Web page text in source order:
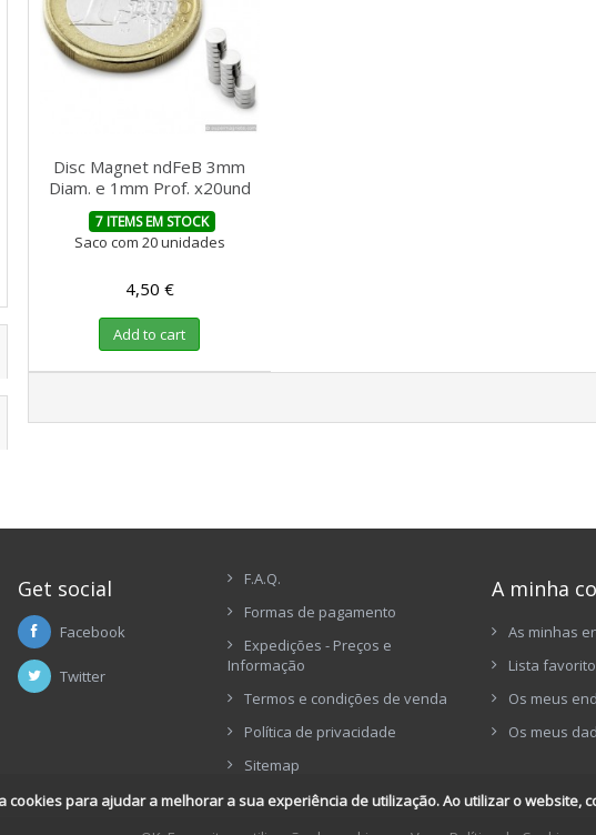
cookies para ajudar a melhorar a sua experiência de utilização. Ao utilizar o website,
Disc Magnet ndFeB 3mm
Diam. e 1mm Prof. x20und
7 ITEMS EM STOCK
Saco com 20 unidades
4,50 €
Add to cart
Get social
Facebook
Twitter
F.A.Q.
Formas de pagamento
Expedições - Preços e
Informação
Termos e condições de venda
Política de privacidade
Sitemap
A minha
As minhas
Lista
Os meus
Os meus